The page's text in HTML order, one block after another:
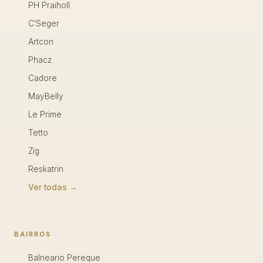
PH Praiholl
C’Seger
Artcon
Phacz
Cadore
MayBelly
Le Prime
Tetto
Zig
Reskatrin
Ver todas →
BAIRROS
Balneario Pereque